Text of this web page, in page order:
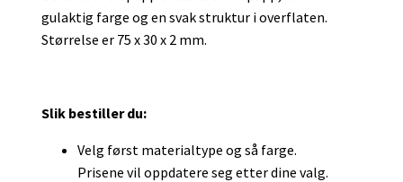
gulaktig farge og en svak struktur i overflaten.
Størrelse er 75 x 30 x 2 mm.
Slik bestiller du:
Velg først materialtype og så farge.
Prisene vil oppdatere seg etter dine valg.